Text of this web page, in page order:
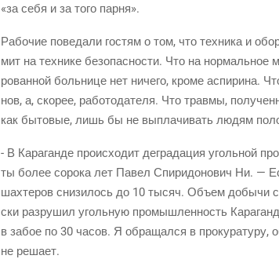
«за себя и за того парня».
Рабо­чие пове­да­ли гостям о том, что тех­ни­ка и
мит на тех­ни­ке без­опас­но­сти. Что на
ро­ван­ной боль­ни­це нет ниче­го, кро­ме аспи­ри­на.
нов, а, ско­рее, рабо­то­да­те­ля. Что трав­мы,
как быто­вые, лишь бы не выпла­чи­вать людям
- В Кара­ган­де про­ис­хо­дит дегра­да­ция уголь­ной
ты более соро­ка лет Павел Спи­ри­до­но­вич Ни. —
шах­те­ров сни­зи­лось до 10 тысяч. Объ­ем добы­чи
ски раз­ру­шил уголь­ную про­мыш­лен­ность
в забое по 30 часов. Я обра­щал­ся в про­ку­ра­ту­ру,
не решает.